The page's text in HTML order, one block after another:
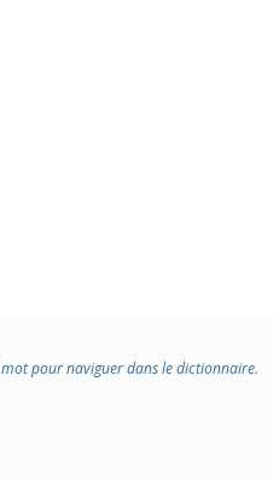
pour naviguer dans le dictionnaire.